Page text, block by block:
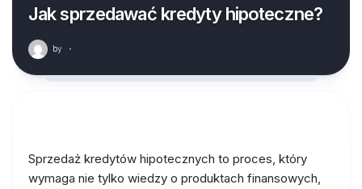
Jak sprzedawać kredyty hipoteczne?
by ·
Sprzedaż kredytów hipotecznych to proces, który
wymaga nie tylko wiedzy o produktach finansowych,